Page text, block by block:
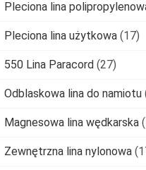
Pleciona lina
Pleciona lina użytkowa (17)
550 Lina Paracord (27)
Odblaskowa lina do namiotu
Magnesowa lina wędkarska
Zewnętrzna lina nylonowa